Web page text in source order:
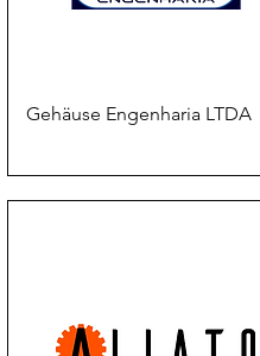
Gehäuse Engenharia LTDA